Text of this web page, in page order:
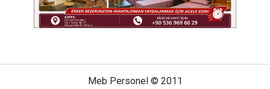
Meb Personel © 2011